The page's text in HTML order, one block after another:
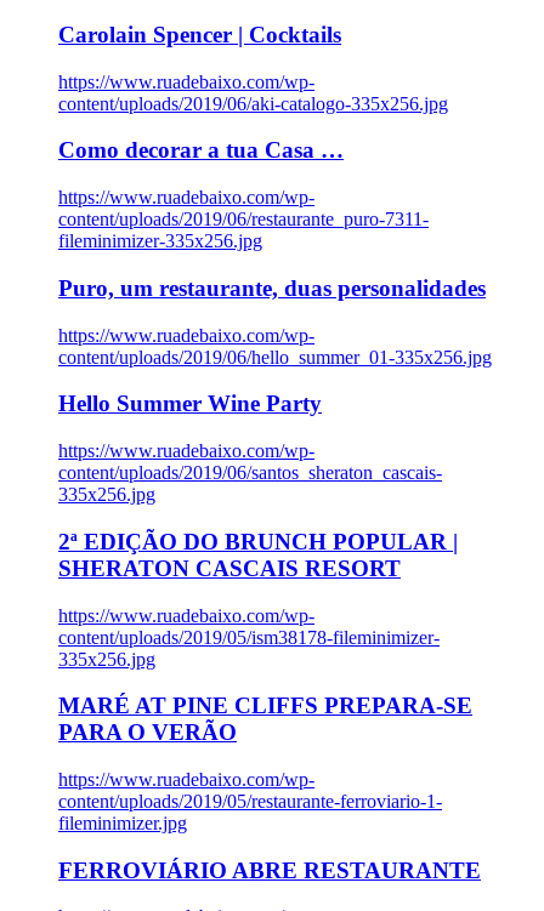
Carolain Spencer | Cocktails
https://www.ruadebaixo.com/wp-
content/uploads/2019/06/aki-catalogo-335x256.jpg
Como decorar a tua Casa …
https://www.ruadebaixo.com/wp-
content/uploads/2019/06/restaurante_puro-7311-
fileminimizer-335x256.jpg
Puro, um restaurante, duas personalidades
https://www.ruadebaixo.com/wp-
content/uploads/2019/06/hello_summer_01-335x256.jpg
Hello Summer Wine Party
https://www.ruadebaixo.com/wp-
content/uploads/2019/06/santos_sheraton_cascais-
335x256.jpg
2ª EDIÇÃO DO BRUNCH POPULAR |
SHERATON CASCAIS RESORT
https://www.ruadebaixo.com/wp-
content/uploads/2019/05/ism38178-fileminimizer-
335x256.jpg
MARÉ AT PINE CLIFFS PREPARA-SE
PARA O VERÃO
https://www.ruadebaixo.com/wp-
content/uploads/2019/05/restaurante-ferroviario-1-
fileminimizer.jpg
FERROVIÁRIO ABRE RESTAURANTE